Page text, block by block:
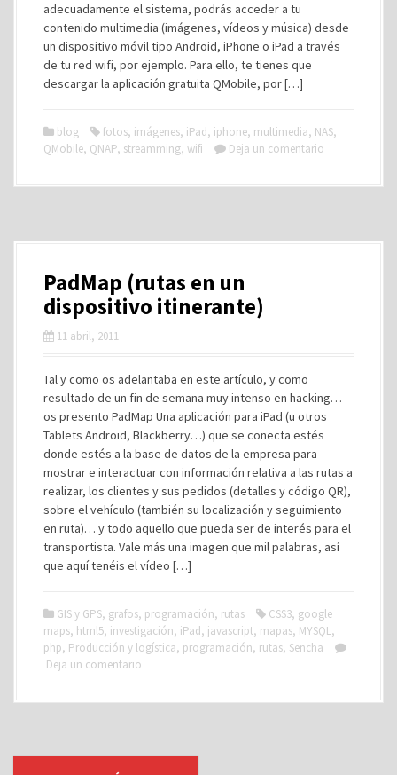
adecuadamente el sistema, podrás acceder a tu
contenido multimedia (imágenes, vídeos y música) desde
un dispositivo móvil tipo Android, iPhone o iPad a través
de tu red wifi, por ejemplo. Para ello, te tienes que
descargar la aplicación gratuita QMobile, por […]
blog fotos, imágenes, iPad, iphone, multimedia, NAS,
QMobile, QNAP, streamming, wifi Deja un comentario
PadMap (rutas en un
dispositivo itinerante)
11 abril, 2011
Tal y como os adelantaba en este artículo, y como
resultado de un fin de semana muy intenso en hacking…
os presento PadMap Una aplicación para iPad (u otros
Tablets Android, Blackberry…) que se conecta estés
donde estés a la base de datos de la empresa para
mostrar e interactuar con información relativa a las rutas a
realizar, los clientes y sus pedidos (detalles y código QR),
sobre el vehículo (también su localización y seguimiento
en ruta)… y todo aquello que pueda ser de interés para el
transportista. Vale más una imagen que mil palabras, así
que aquí tenéis el vídeo […]
GIS y GPS, grafos, programación, rutas CSS3, google
maps, html5, investigación, iPad, javascript, mapas, MYSQL,
php, Producción y logística, programación, rutas, Sencha
Deja un comentario